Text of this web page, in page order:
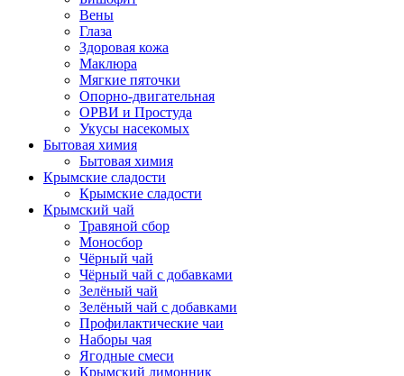
Вены
Глаза
Здоровая кожа
Маклюра
Мягкие пяточки
Опорно-двигательная
ОРВИ и Простуда
Укусы насекомых
Бытовая химия
Бытовая химия
Крымские сладости
Крымские сладости
Крымский чай
Травяной сбор
Моносбор
Чёрный чай
Чёрный чай с добавками
Зелёный чай
Зелёный чай с добавками
Профилактические чаи
Наборы чая
Ягодные смеси
Крымский лимонник